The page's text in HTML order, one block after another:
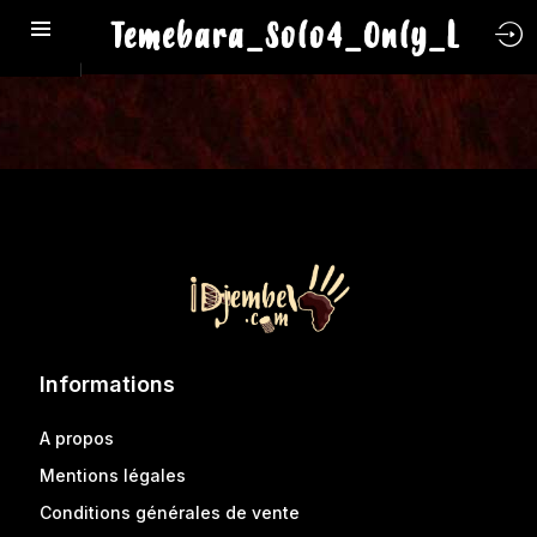
Temebara_Solo4_Only_L
Informations
A propos
Mentions légales
Conditions générales de vente